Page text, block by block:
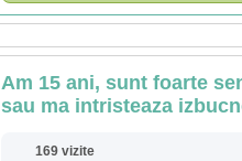
Am 15 ani, sunt foarte
sau ma intristeaza
169 vizite